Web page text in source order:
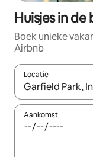
Huisjes in de
Boek unieke
Airbnb
Locatie
Wanneer er
Aankomst